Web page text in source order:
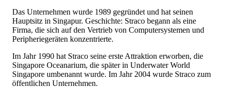
Das Unternehmen wurde 1989 gegründet und hat seinen
Hauptsitz in Singapur. Geschichte: Straco begann als eine
Firma, die sich auf den Vertrieb von Computersystemen und
Peripheriegeräten konzentrierte.
Im Jahr 1990 hat Straco seine erste Attraktion erworben, die
Singapore Oceanarium, die später in Underwater World
Singapore umbenannt wurde. Im Jahr 2004 wurde Straco zum
öffentlichen Unternehmen.